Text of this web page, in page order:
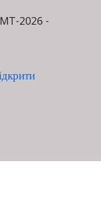
2026 -